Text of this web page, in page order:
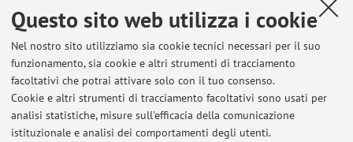
Questo sito web utilizza i cookie
Nel nostro sito utilizziamo sia cookie tecnici necessari per il suo
funzionamento, sia cookie e altri strumenti di tracciamento
facoltativi che potrai attivare solo con il tuo consenso.
Cookie e altri strumenti di tracciamento facoltativi sono usati per
analisi statistiche, misure sull'efficacia della comunicazione
istituzionale e analisi dei comportamenti degli utenti.
1. J.C.L. Simonde de Sismondi e il gruppo di Coppet
2. L'amministrazione e la cultura politica nell'età
napoleonica
3. L'ebraismo europeo nell'età dell'emancipazione
4. Gli enti pubblici italiani fra fascismo e Repubblica